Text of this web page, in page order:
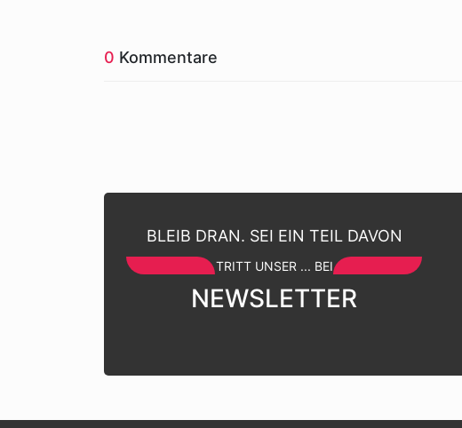
0 Kommentare
BLEIB DRAN. SEI EIN TEIL DAVON
TRITT UNSER ... BEI
NEWSLETTER